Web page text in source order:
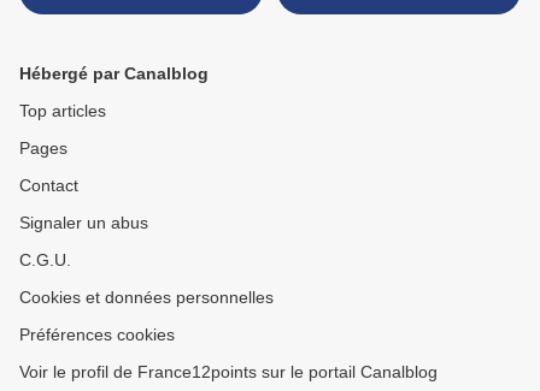
représentant Maltais... exit
acceuillir l'Eurovision 2019
Hébergé par Canalblog
Top articles
Pages
Contact
Signaler un abus
C.G.U.
Cookies et données personnelles
Préférences cookies
Voir le profil de France12points sur le portail Canalblog